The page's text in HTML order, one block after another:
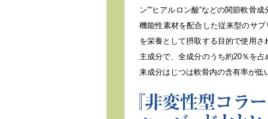
ン”“ヒアルロン酸”などの関節軟骨
機能性素材を配合した従来型のサ
を栄養として摂取する目的で使用さ
主成分で、全成分のうち約20％を
来成分はじつは軟骨内の含有率が低